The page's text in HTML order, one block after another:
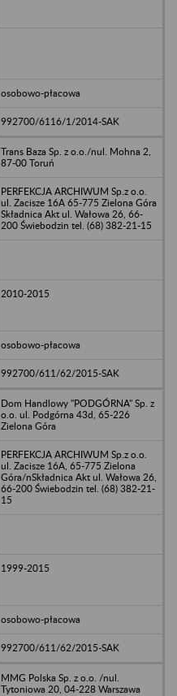
osobowo-płacowa
992700/6116/1/2014-SAK
Trans Baza Sp. z o.o./nul. Mohna 2,
87-00 Toruń
PERFEKCJA ARCHIWUM Sp.z o.o.
ul. Zacisze 16A 65-775 Zielona Góra
Składnica Akt ul. Wałowa 26, 66-
200 Świebodzin tel. (68) 382-21-15
2010-2015
osobowo-płacowa
992700/611/62/2015-SAK
Dom Handlowy "PODGÓRNA" Sp. z
o.o. ul. Podgórna 43d, 65-226
Zielona Góra
PERFEKCJA ARCHIWUM Sp.z o.o.
ul. Zacisze 16A, 65-775 Zielona
Góra/nSkładnica Akt ul. Wałowa 26,
66-200 Świebodzin tel. (68) 382-21-
15
1999-2015
osobowo-płacowa
992700/611/62/2015-SAK
MMG Polska Sp. z o.o. /nul.
Tytoniowa 20, 04-228 Warszawa